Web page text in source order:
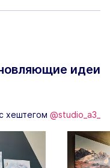
идеи
хештегом @studio_a3_